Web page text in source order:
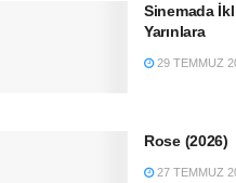
Sinemada
Yarınlara
29 TEMMUZ
Rose (2026)
27 TEMMUZ